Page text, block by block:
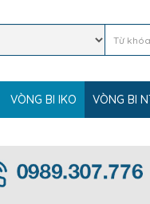
VÒNG BI IKO VÒNG BI